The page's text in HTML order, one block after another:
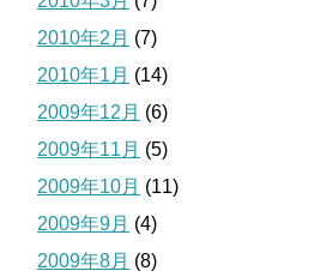
2010年2月 (7)
2010年1月 (14)
2009年12月 (6)
2009年11月 (5)
2009年10月 (11)
2009年9月 (4)
2009年8月 (8)